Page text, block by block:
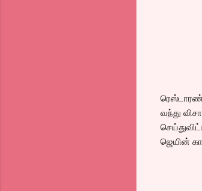
வந்து
ஜெயின்